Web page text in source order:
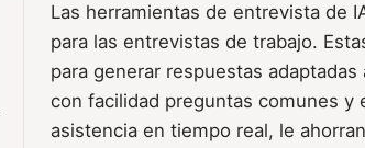
Las herramientas de entrevista de
para las entrevistas de trabajo.
para generar respuestas
con facilidad preguntas comunes y
asistencia en tiempo real, le